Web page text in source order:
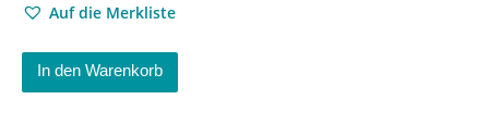
Auf die Merkliste
In den Warenkorb